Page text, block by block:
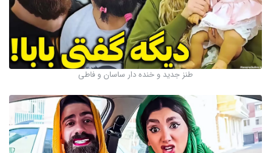
طنز جدید و خنده دار ساسان و فاطی